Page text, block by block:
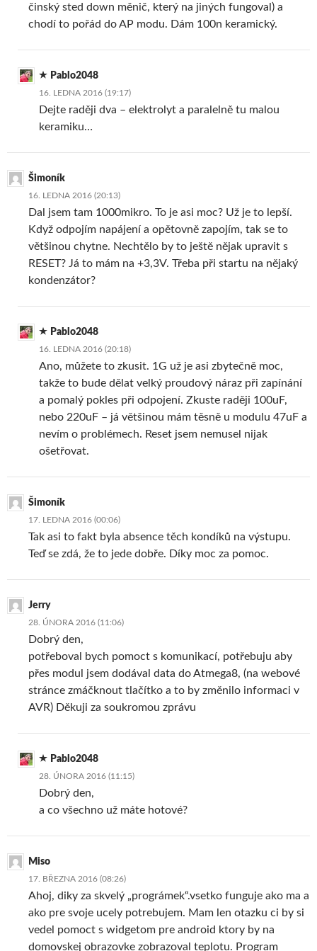
činský sted down měnič, který na jiných fungoval) a
chodí to pořád do AP modu. Dám 100n keramický.
Pablo2048
16. LEDNA 2016 (19:17)
Dejte raději dva – elektrolyt a paralelně tu malou
keramiku…
Šimoník
16. LEDNA 2016 (20:13)
Dal jsem tam 1000mikro. To je asi moc? Už je to lepší.
Když odpojím napájení a opětovně zapojím, tak se to
většinou chytne. Nechtělo by to ještě nějak upravit s
RESET? Já to mám na +3,3V. Třeba při startu na nějaký
kondenzátor?
Pablo2048
16. LEDNA 2016 (20:18)
Ano, můžete to zkusit. 1G už je asi zbytečně moc,
takže to bude dělat velký proudový náraz při zapínání
a pomalý pokles při odpojení. Zkuste raději 100uF,
nebo 220uF – já většinou mám těsně u modulu 47uF a
nevím o problémech. Reset jsem nemusel nijak
ošetřovat.
Šimoník
17. LEDNA 2016 (00:06)
Tak asi to fakt byla absence těch kondíků na výstupu.
Teď se zdá, že to jede dobře. Díky moc za pomoc.
Jerry
28. ÚNORA 2016 (11:06)
Dobrý den,
potřeboval bych pomoct s komunikací, potřebuju aby
přes modul jsem dodával data do Atmega8, (na webové
stránce zmáčknout tlačítko a to by změnilo informaci v
AVR) Děkuji za soukromou zprávu
Pablo2048
28. ÚNORA 2016 (11:15)
Dobrý den,
a co všechno už máte hotové?
Miso
17. BŘEZNA 2016 (08:26)
Ahoj, diky za skvelý „prográmek“.vsetko funguje ako ma a
ako pre svoje ucely potrebujem. Mam len otazku ci by si
vedel pomoct s widgetom pre android ktory by na
domovskej obrazovke zobrazoval teplotu. Program